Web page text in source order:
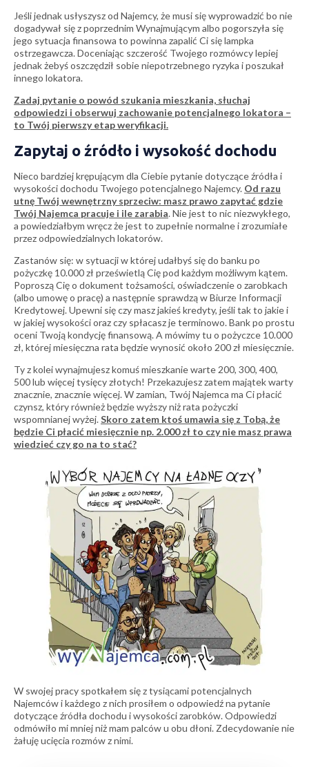
Jeśli jednak usłyszysz od Najemcy, że musi się wyprowadzić bo nie
dogadywał się z poprzednim Wynajmującym albo pogorszyła się
jego sytuacja finansowa to powinna zapalić Ci się lampka
ostrzegawcza. Doceniając szczerość Twojego rozmówcy lepiej
jednak żebyś oszczędził sobie niepotrzebnego ryzyka i poszukał
innego lokatora.
Zadaj pytanie o powód szukania mieszkania, słuchaj
odpowiedzi i obserwuj zachowanie potencjalnego lokatora –
to Twój pierwszy etap weryfikacji.
Zapytaj o źródło i wysokość dochodu
Nieco bardziej krępującym dla Ciebie pytanie dotyczące źródła i
wysokości dochodu Twojego potencjalnego Najemcy. Od razu
utnę Twój wewnętrzny sprzeciw: masz prawo zapytać gdzie
Twój Najemca pracuje i ile zarabia. Nie jest to nic niezwykłego,
a powiedziałbym wręcz że jest to zupełnie normalne i zrozumiałe
przez odpowiedzialnych lokatorów.
Zastanów się: w sytuacji w której udałbyś się do banku po
pożyczkę 10.000 zł prześwietlą Cię pod każdym możliwym kątem.
Poproszą Cię o dokument tożsamości, oświadczenie o zarobkach
(albo umowę o pracę) a następnie sprawdzą w Biurze Informacji
Kredytowej. Upewni się czy masz jakieś kredyty, jeśli tak to jakie i
w jakiej wysokości oraz czy spłacasz je terminowo. Bank po prostu
oceni Twoją kondycję finansową. A mówimy tu o pożyczce 10.000
zł, której miesięczna rata będzie wynosić około 200 zł miesięcznie.
Ty z kolei wynajmujesz komuś mieszkanie warte 200, 300, 400,
500 lub więcej tysięcy złotych! Przekazujesz zatem majątek warty
znacznie, znacznie więcej. W zamian, Twój Najemca ma Ci płacić
czynsz, który również będzie wyższy niż rata pożyczki
wspomnianej wyżej.Skoro zatem ktoś umawia się z Tobą, że
będzie Ci płacić miesięcznie np. 2.000 zł to czy nie masz prawa
wiedzieć czy go na to stać?
W swojej pracy spotkałem się z tysiącami potencjalnych
Najemców i każdego z nich prosiłem o odpowiedź na pytanie
dotyczące źródła dochodu i wysokości zarobków. Odpowiedzi
odmówiło mi mniej niż mam palców u obu dłoni. Zdecydowanie nie
żałuję ucięcia rozmów z nimi.